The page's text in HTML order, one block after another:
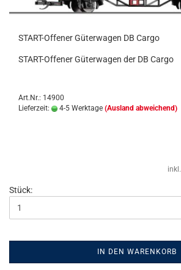
START-Offener Güterwagen DB Cargo
START-Offener Güterwagen der DB Cargo
Art.Nr.: 14900
Lieferzeit:
4-5 Werktage (Ausland abweichend)
Stück:
IN DEN WARENKORB